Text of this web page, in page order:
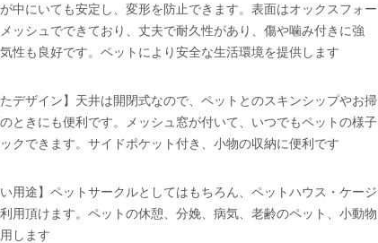
中にいても安定し、変形を防止できます。表面はオックスフォー
メッシュでできており、丈夫で耐久性があり、傷や噛み付きに強
性も良好です。ペットにより安全な生活環境を提供します
たデザイン】天井は開閉式なので、ペットとのスキンシップやお掃
ときにも便利です。メッシュ窓が付いて、いつでもペットの様子
クできます。サイドポケット付き、小物の収納に便利です
い用途】ペットサークルとしてはもちろん、ペットハウス・ケージ
用頂けます。ペットの休憩、分娩、病気、老齢のペット、小動物
します